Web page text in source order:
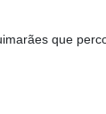
que